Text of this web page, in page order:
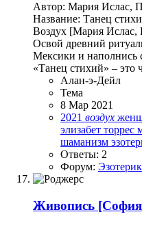
Автор: Мария Ислас,
Название: Танец
Воздух [Мария Ислас,
Освой древний
Мексики и наполнись
«Танец стихий» – это
Алан-э-Дейл
Тема
8 Мар 2021
2021 воздух
элизабет торрес
шаманизм
Ответы: 2
Форум:
Живопись